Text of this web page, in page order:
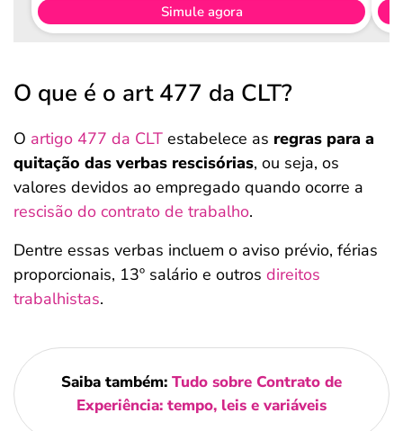
Simule agora
O que é o art 477 da CLT?
O artigo 477 da CLT estabelece as regras para a
quitação das verbas rescisórias, ou seja, os
valores devidos ao empregado quando ocorre a
rescisão do contrato de trabalho.
Dentre essas verbas incluem o aviso prévio, férias
proporcionais, 13º salário e outros direitos
trabalhistas.
Saiba também: Tudo sobre Contrato de
Experiência: tempo, leis e variáveis